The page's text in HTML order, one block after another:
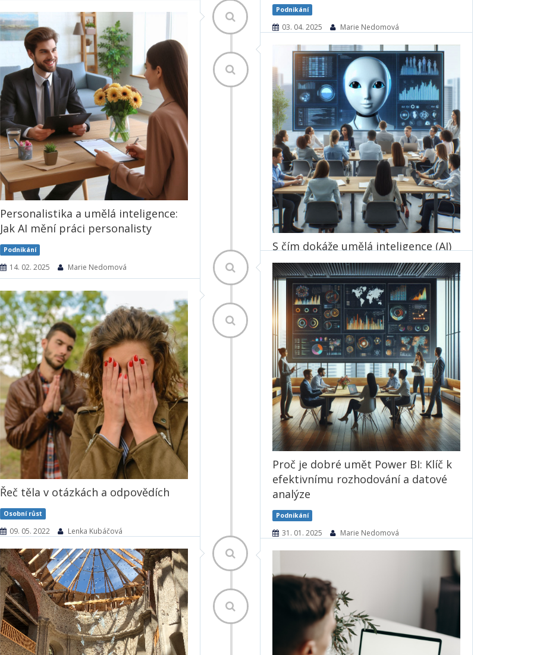
Rok 2026 bude pro firmy dalším testem
schopnosti přizpůsobit se rychle se
měnícímu trhu. Digitalizace, umělá
inteligence, tlak na produktivitu i nedostatek
talentů nutí zaměstnavatele přemýšlet jinak
o rozvoji lidí. Vzdělávání přestává být
benefitem „navíc“ a stává se strategickým...
619× přečteno Číst dále
Podnikání
03. 04. 2025 Marie Nedomová
V dnešním rychle se měnícím pracovním
prostředí, kde produktivita hraje klíčovou
roli, přichází Microsoft Copilot jako
transformační nástroj, který pomáhá
zaměstnancům a organizacím dosáhnout
více v kratším čase. Díky integraci s
populárními aplikacemi Microsoft 365,
jako...
1437× přečteno Číst dále
Personalistika a umělá inteligence:
Jak AI mění práci personalisty
Podnikání
14. 02. 2025 Marie Nedomová
V dnešní digitální době se technologie
neustále vyvíjejí a mění způsob, jakým
pracujeme. Jedním z nejvýznamnějších
pokroků je zavedení umělé inteligence
(AI) do různých oblastí, včetně
personalistiky. V článku se dozvíte, jak AI
může zefektivnit personální práci...
1663× přečteno Číst dále
S čím dokáže umělá inteligence (AI)
pomoci v podniku?
Podnikání
03. 02. 2025 Marie Nedomová
Umělá inteligence (AI) může podniku
pomoci v mnoha oblastech, čímž zlepšuje
efektivitu, snižuje náklady a inovuje procesy.
1546× přečteno Číst dále
Proč je dobré umět Power BI: Klíč k
efektivnímu rozhodování a datové
analýze
Podnikání
31. 01. 2025 Marie Nedomová
cennějším zdrojem pro podniky všech
velikostí. Abychom mohli správně a
efektivně využívat data k rozhodování, je
nezbytné mít nástroje, které nám umožní
jejich analýzu a vizualizaci. Jedním z
nejvýkonnějších a nejpopulárnějších...
Řeč těla v otázkách a odpovědích
Osobní růst
09. 05. 2022 Lenka Kubáčová
Mozek čte naši řeč těla neustále, jen si to
často neuvědomujeme. Vysílá signály, co
nám ten druhý skutečně sděluje. A varuje
nás, když slova nejsou v souladu s tím, co si
člověk skutečně myslí. Pokud příliš toužíme
v debatě s druhými uspět, prosadit se, nebo
se bojíme...